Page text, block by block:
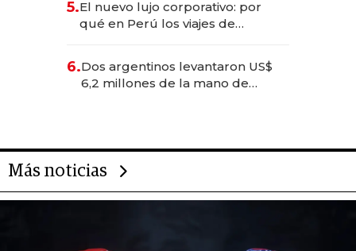
Fénix
5.El nuevo lujo corporativo: por
qué en Perú los viajes de
transformadoras
6.Dos argentinos levantaron US$
6,2 millones de la mano de
Más noticias